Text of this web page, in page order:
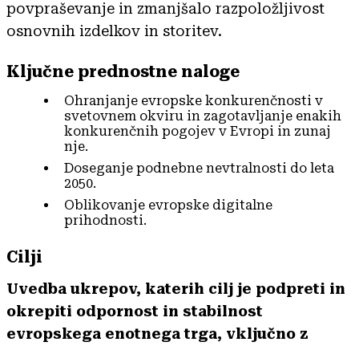
povpraševanje in zmanjšalo razpoložljivost
osnovnih izdelkov in storitev.
Ključne prednostne naloge
Ohranjanje evropske konkurenčnosti v
svetovnem okviru in zagotavljanje enakih
konkurenčnih pogojev v Evropi in zunaj
nje.
Doseganje podnebne nevtralnosti do leta
2050.
Oblikovanje evropske digitalne
prihodnosti.
Cilji
Uvedba ukrepov, katerih cilj je podpreti in
okrepiti odpornost in stabilnost
evropskega enotnega trga, vključno z